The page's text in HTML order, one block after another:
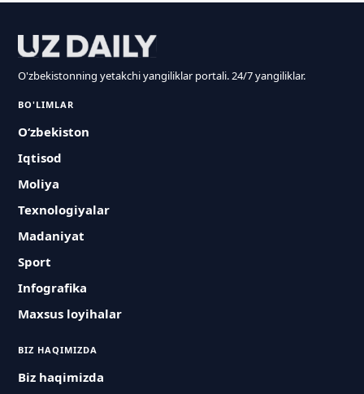
O'zbekistonning yetakchi yangiliklar portali. 24/7 yangiliklar.
BO'LIMLAR
O‘zbekiston
Iqtisod
Moliya
Texnologiyalar
Madaniyat
Sport
Infografika
Maxsus loyihalar
BIZ HAQIMIZDA
Biz haqimizda